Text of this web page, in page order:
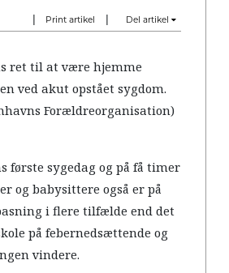
Print artikel Del artikel
ret til at være hjemme
ved akut opstået sygdom.
Forældreorganisation)
sygedag og på få timer
og babysittere også er på
i flere tilfælde end det
på febernedsættende og
vindere.